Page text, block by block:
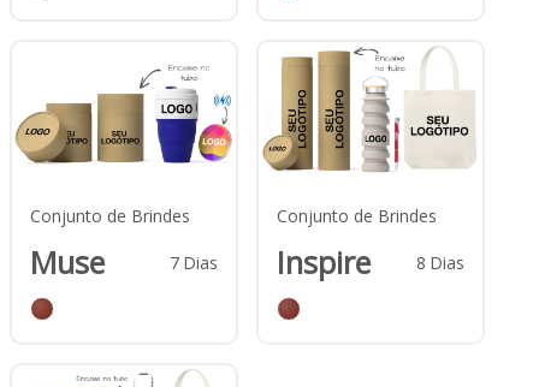
Conjunto de Brindes
Muse 7 Dias
Conjunto de Brindes
Inspire 8 Dias